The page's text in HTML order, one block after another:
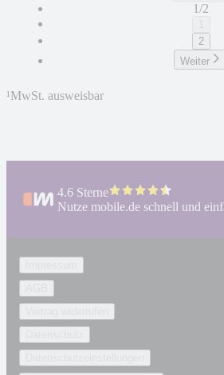
1/2
2
Weiter
¹MwSt. ausweisbar
4.6 Sterne
Nutze mobile.de schnell und